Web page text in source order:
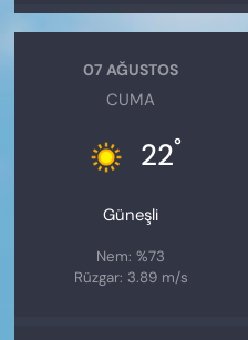
07 AĞUSTOS
CUMA
22°
Güneşli
Nem: %73
Rüzgar: 3.89 m/s